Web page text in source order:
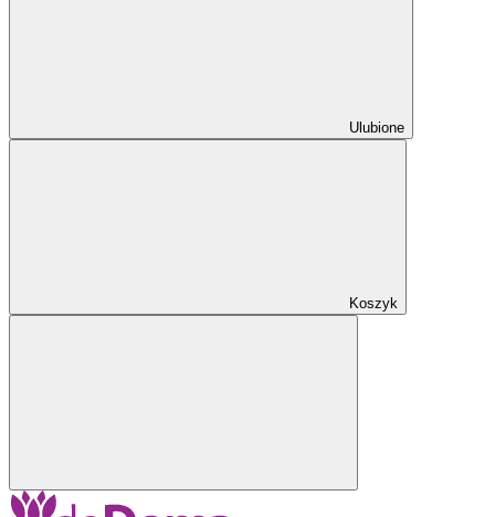
Ulubione
Koszyk